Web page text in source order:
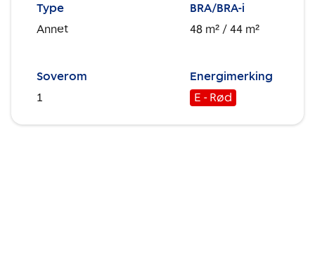
Type
Annet
BRA/BRA-i
48 m² / 44 m²
Soverom
1
Energimerking
E - Rød